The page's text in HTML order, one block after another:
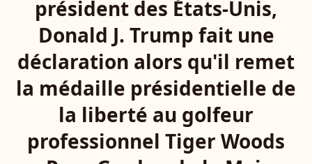
président des États-Unis,
Donald J. Trump fait une
déclaration alors qu'il remet
la médaille présidentielle de
la liberté au golfeur
professionnel Tiger Woods